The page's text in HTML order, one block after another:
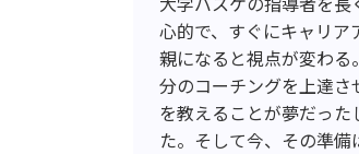
心的で、すぐにキャリ
親になると視点が変わ
分のコーチングを上達
を教えることが夢だっ
た。そして今、その準備